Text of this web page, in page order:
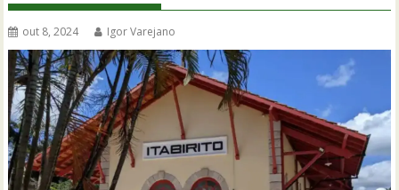
out 8, 2024 Igor Varejano